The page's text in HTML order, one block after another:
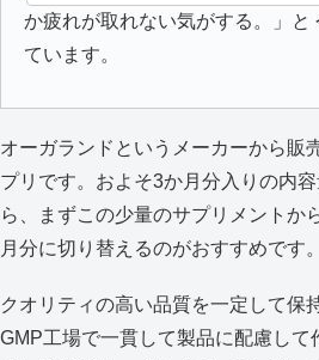
か疲れが取れない気がする。」と
ています。
オーガランドというメーカーから販
プリです。およそ3か月分入りの内
ら、まずこの少量のサプリメントか
月分に切り替えるのがおすすめです。
クオリティの高い品質を一定して保
GMP工場で一貫して製品に配慮して